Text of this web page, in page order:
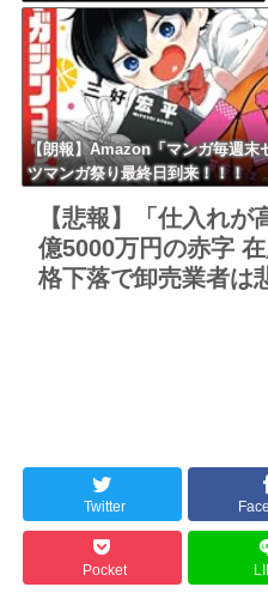
ｗｗｗｗｗｗｗｗｗｗｗｗｗｗ
ｗｗｗ
【朗報】Amazon「マンガ毎週末
ツマンガ祭り最終日到来！！！
【悲報】「仕入れ
億5000万円の赤字
格下落で卸売業者は
Twitter
Pocket